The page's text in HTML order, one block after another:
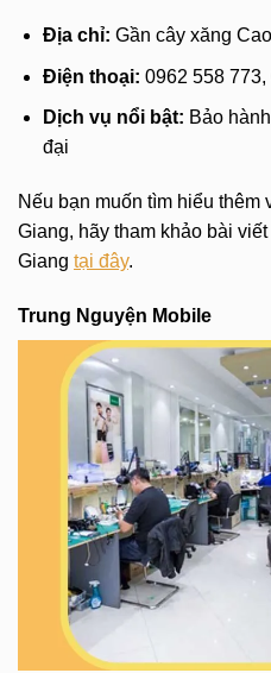
Địa chỉ: Gần cây xăng
Điện thoại: 0962 558
Dịch vụ nổi bật: Bảo
đại
Nếu bạn muốn tìm hiểu
Giang, hãy tham khảo bài
Giang tại đây.
Trung Nguyện Mobile